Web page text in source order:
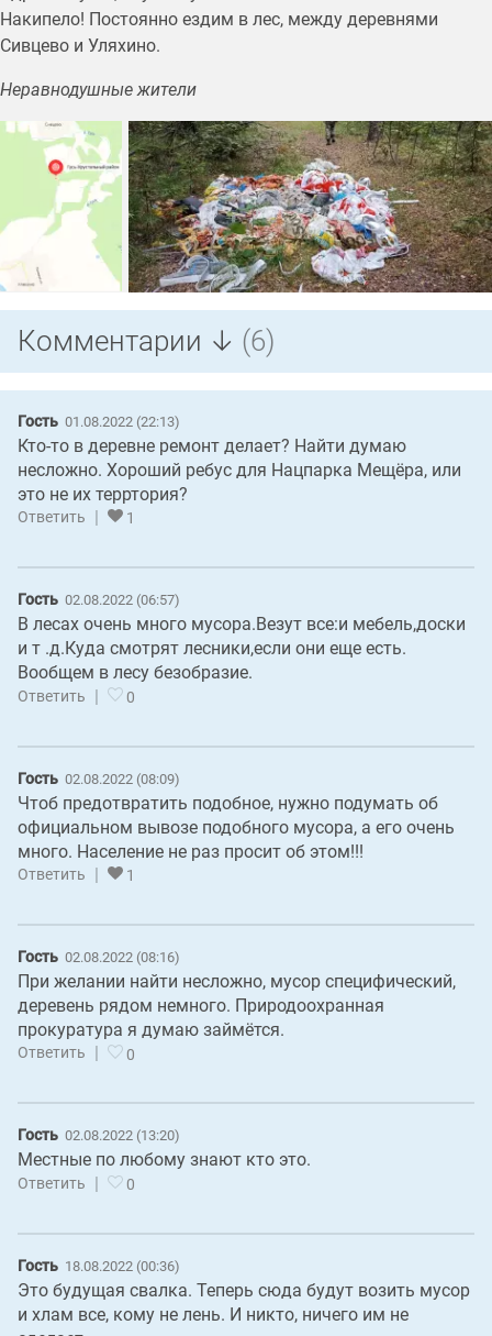
Накипело! Постоянно ездим в лес, между деревнями
Сивцево и Уляхино.
Неравнодушные жители
Комментарии ↓ (6)
Гость 01.08.2022 (22:13)
Кто-то в деревне ремонт делает? Найти думаю
несложно. Хороший ребус для Нацпарка Мещёра, или
это не их терртория?
Ответить 1
Гость 02.08.2022 (06:57)
В лесах очень много мусора.Везут все:и мебель,доски
и т .д.Куда смотрят лесники,если они еще есть.
Вообщем в лесу безобразие.
Ответить | 0
Гость 02.08.2022 (08:09)
Чтоб предотвратить подобное, нужно подумать об
официальном вывозе подобного мусора, а его очень
много. Население не раз просит об этом!!!
Ответить | 1
Гость 02.08.2022 (08:16)
При желании найти несложно, мусор специфический,
деревень рядом немного. Природоохранная
прокуратура я думаю займётся.
Ответить 0
Гость 02.08.2022 (13:20)
Местные по любому знают кто это.
Ответить | 0
Гость 18.08.2022 (00:36)
Это будущая свалка. Теперь сюда будут возить мусор
и хлам все, кому не лень. И никто, ничего им не